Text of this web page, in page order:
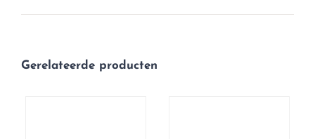
Gerelateerde producten